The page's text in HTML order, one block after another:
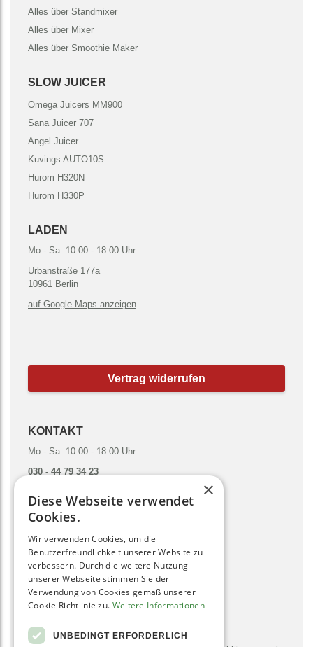
Alles über Standmixer
Alles über Mixer
Alles über Smoothie Maker
SLOW JUICER
Omega Juicers MM900
Sana Juicer 707
Angel Juicer
Kuvings AUTO10S
Hurom H320N
Hurom H330P
LADEN
Mo - Sa: 10:00 - 18:00 Uhr
Urbanstraße 177a
10961 Berlin
auf Google Maps anzeigen
Vertrag widerrufen
KONTAKT
Mo - Sa: 10:00 - 18:00 Uhr
030 - 44 79 34 23
zum Kontaktformular
SOCIAL MEDIA
NEWSLETTER
×
Diese Webseite verwendet
Cookies.
Wir verwenden Cookies, um die
Benutzerfreundlichkeit unserer Website zu
verbessern. Durch die weitere Nutzung
unserer Webseite stimmen Sie der
Verwendung von Cookies gemäß unserer
Cookie-Richtlinie zu. Weitere Informationen
UNBEDINGT ERFORDERLICH